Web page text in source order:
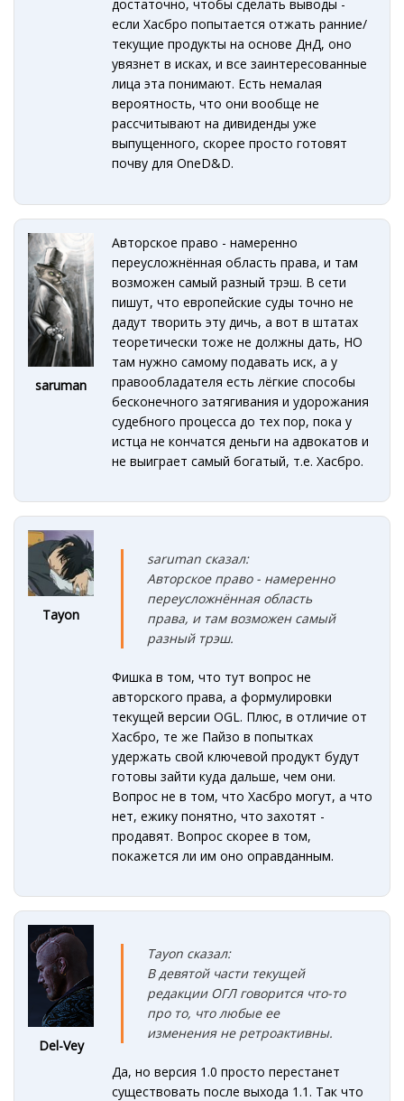
достаточно, чтобы сделать выводы -
если Хасбро попытается отжать ранние/
текущие продукты на основе ДнД, оно
увязнет в исках, и все заинтересованные
лица эта понимают. Есть немалая
вероятность, что они вообще не
рассчитывают на дивиденды уже
выпущенного, скорее просто готовят
почву для OnеD&D.
saruman
Авторское право - намеренно
переусложнённая область права, и там
возможен самый разный трэш. В сети
пишут, что европейские суды точно не
дадут творить эту дичь, а вот в штатах
теоретически тоже не должны дать, НО
там нужно самому подавать иск, а у
правообладателя есть лёгкие способы
бесконечного затягивания и удорожания
судебного процесса до тех пор, пока у
истца не кончатся деньги на адвокатов и
не выиграет самый богатый, т.е. Хасбро.
Tayon
saruman сказал:
Авторское право - намеренно
переусложнённая область
права, и там возможен самый
разный трэш.
Фишка в том, что тут вопрос не
авторского права, а формулировки
текущей версии OGL. Плюс, в отличие от
Хасбро, те же Пайзо в попытках
удержать свой ключевой продукт будут
готовы зайти куда дальше, чем они.
Вопрос не в том, что Хасбро могут, а что
нет, ежику понятно, что захотят -
продавят. Вопрос скорее в том,
покажется ли им оно оправданным.
Del-Vey
Tayon сказал:
В девятой части текущей
редакции ОГЛ говорится что-то
про то, что любые ее
изменения не ретроактивны.
Да, но версия 1.0 просто перестанет
существовать после выхода 1.1. Так что